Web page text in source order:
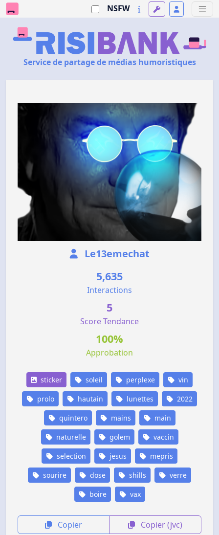
NSFW
Service de partage de médias humoristiques
Le13emechat
5,635
Interactions
5
Score Tendance
100%
Approbation
sticker soleil perplexe vin
prolo hautain lunettes 2022
quintero mains main
naturelle golem vaccin
selection jesus mepris
sourire dose shills verre
boire vax
Copier Copier (jvc)